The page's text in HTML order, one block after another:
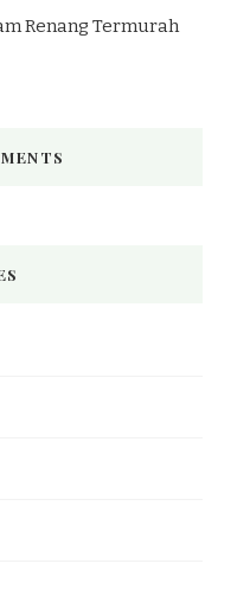
Renang Termurah